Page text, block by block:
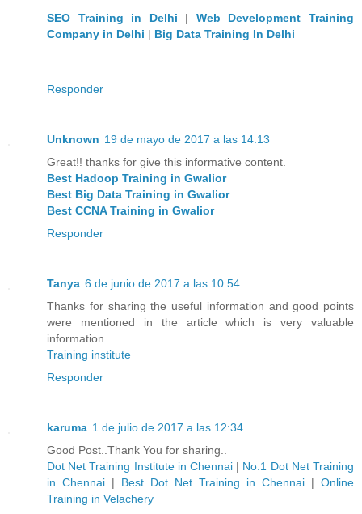
SEO Training in Delhi | Web Development Training
Company in Delhi | Big Data Training In Delhi
Responder
Unknown 19 de mayo de 2017 a las 14:13
Great!! thanks for give this informative content.
Best Hadoop Training in Gwalior
Best Big Data Training in Gwalior
Best CCNA Training in Gwalior
Responder
Tanya 6 de junio de 2017 a las 10:54
Thanks for sharing the useful information and good points
were mentioned in the article which is very valuable
information.
Training institute
Responder
karuma 1 de julio de 2017 a las 12:34
Good Post..Thank You for sharing..
Dot Net Training Institute in Chennai | No.1 Dot Net Training
in Chennai | Best Dot Net Training in Chennai | Online
Training in Velachery